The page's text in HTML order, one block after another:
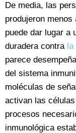
De media, las
produjeron
puede dar lugar a
duradera contra la
parece
del sistema
moléculas de
activan las
procesos
inmunológica